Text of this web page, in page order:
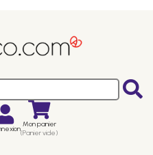
Mon panier
(Panier vide)